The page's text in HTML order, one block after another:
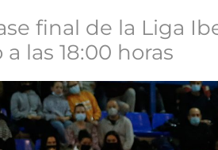
final de la Liga
las 18:00 horas